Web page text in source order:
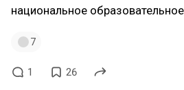
национальное
7
1 26